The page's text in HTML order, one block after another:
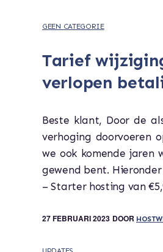
GEEN CATEGORIE
Tarief
verlopen
Beste klant, Door de
verhoging doorvoeren
we ook komende jaren
gewend bent.
– Starter hosting van
27 FEBRUARI 2023 DOOR